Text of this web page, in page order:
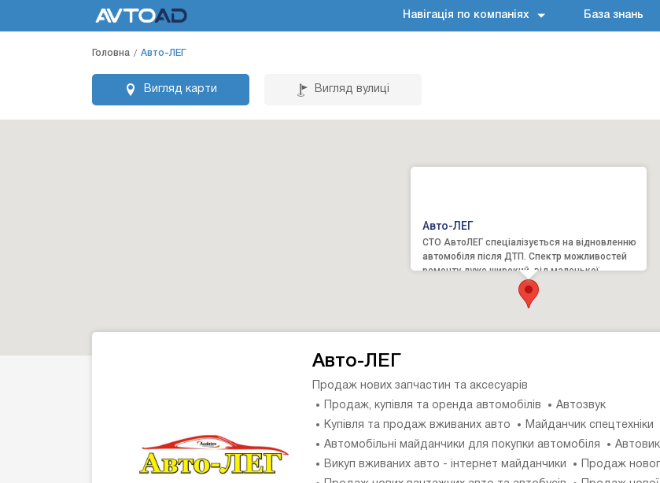
Навігація по компаніях База знань
Головна Авто-ЛЕГ
Вигляд карти Вигляд вулиці
Авто-ЛЕГ
СТО АвтоЛЕГ спеціалізується на відновленню
автомобіля після ДТП. Спектр можливостей
ремонту дуже широкий, від маленької
царапини, до серйозного пош...
Авто-ЛЕГ
Продаж нових запчастин та аксесуарів
Продаж, купівля та оренда автомобілів
Автозвук
Купівля та продаж вживаних авто
Майданчик спецтехніки
Автомобільні майданчики для покупки автомобіля
Викуп вживаних авто - інтернет майданчики
Продаж